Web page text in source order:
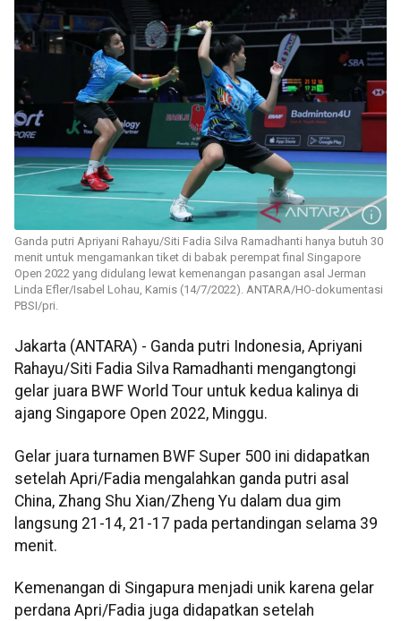
Ganda putri Apriyani Rahayu/Siti Fadia Silva Ramadhanti hanya butuh 30
menit untuk mengamankan tiket di babak perempat final Singapore
Open 2022 yang didulang lewat kemenangan pasangan asal Jerman
Linda Efler/Isabel Lohau, Kamis (14/7/2022). ANTARA/HO-dokumentasi
PBSI/pri.
Jakarta (ANTARA) - Ganda putri Indonesia, Apriyani
Rahayu/Siti Fadia Silva Ramadhanti mengangtongi
gelar juara BWF World Tour untuk kedua kalinya di
ajang Singapore Open 2022, Minggu.
Gelar juara turnamen BWF Super 500 ini didapatkan
setelah Apri/Fadia mengalahkan ganda putri asal
China, Zhang Shu Xian/Zheng Yu dalam dua gim
langsung 21-14, 21-17 pada pertandingan selama 39
menit.
Kemenangan di Singapura menjadi unik karena gelar
perdana Apri/Fadia juga didapatkan setelah